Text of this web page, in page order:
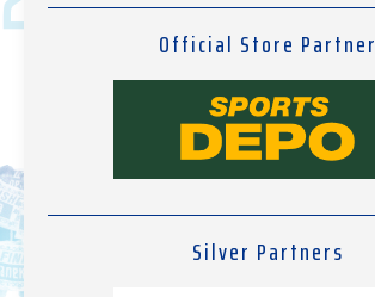
Official Store Partner
Silver Partners